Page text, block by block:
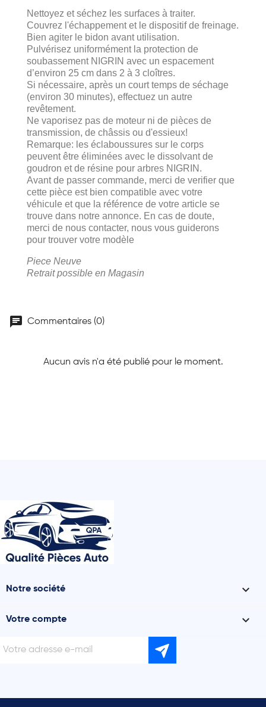
Nettoyez et séchez les surfaces à traiter.
Couvrez l'échappement et le dispositif de freinage.
Bien agiter le bidon avant utilisation.
Pulvérisez uniformément la protection de
soubassement NIGRIN avec un espacement
d’environ 25 cm dans 2 à 3 cloîtres.
Si nécessaire, après un court temps de séchage
(environ 30 minutes), effectuez un autre
revêtement.
Ne vaporisez pas de moteur ni de pièces de
transmission, de châssis ou d'essieux!
Remarque: les éclaboussures sur le corps
peuvent être éliminées avec le dissolvant de
goudron et de résine pour arbres NIGRIN.
Avant de passer commande, merci de verifier que
cette pièce est bien compatible avec votre
véhicule et que la référence de votre article se
trouve dans notre annonce. En cas de doute,
merci de nous contacter, nous vous guiderons
pour trouver votre modèle
Piece Neuve
Retrait possible en Magasin
chat Commentaires (0)
Aucun avis n'a été publié pour le moment.
Notre société 
Votre compte 